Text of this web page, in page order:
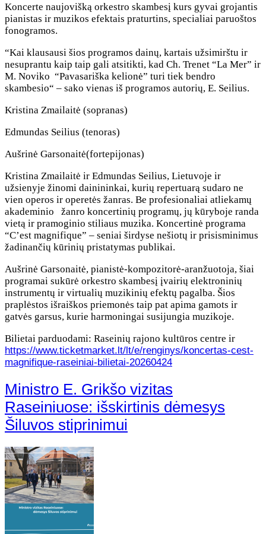
Koncerte naujovišką orkestro skambesį kurs gyvai grojantis
pianistas ir muzikos efektais praturtins, specialiai paruoštos
fonogramos.
“Kai klausausi šios programos dainų, kartais užsimirštu ir
nesuprantu kaip taip gali atsitikti, kad Ch. Trenet “La Mer” ir
M. Noviko “Pavasariška kelionė” turi tiek bendro
skambesio“ – sako vienas iš programos autorių, E. Seilius.
Kristina Zmailaitė (sopranas)
Edmundas Seilius (tenoras)
Aušrinė Garsonaitė(fortepijonas)
Kristina Zmailaitė ir Edmundas Seilius, Lietuvoje ir
užsienyje žinomi dainininkai, kurių repertuarą sudaro ne
vien operos ir operetės žanras. Be profesionaliai atliekamų
akademinio žanro koncertinių programų, jų kūryboje randa
vietą ir pramoginio stiliaus muzika. Koncertinė programa
“C’est magnifique” – seniai širdyse nešiotų ir prisisminimus
žadinančių kūrinių pristatymas publikai.
Aušrinė Garsonaitė, pianistė-kompozitorė-aranžuotoja, šiai
programai sukūrė orkestro skambesį įvairių elektroninių
instrumentų ir virtualių muzikinių efektų pagalba. Šios
praplėstos išraiškos priemonės taip pat apima gamots ir
gatvės garsus, kurie harmoningai susijungia muzikoje.
Bilietai parduodami: Raseinių rajono kultūros centre ir
https://www.ticketmarket.lt/lt/e/renginys/koncertas-cest-
magnifique-raseiniai-bilietai-20260424
Ministro E. Grikšo vizitas
Raseiniuose: išskirtinis dėmesys
Šiluvos stiprinimui